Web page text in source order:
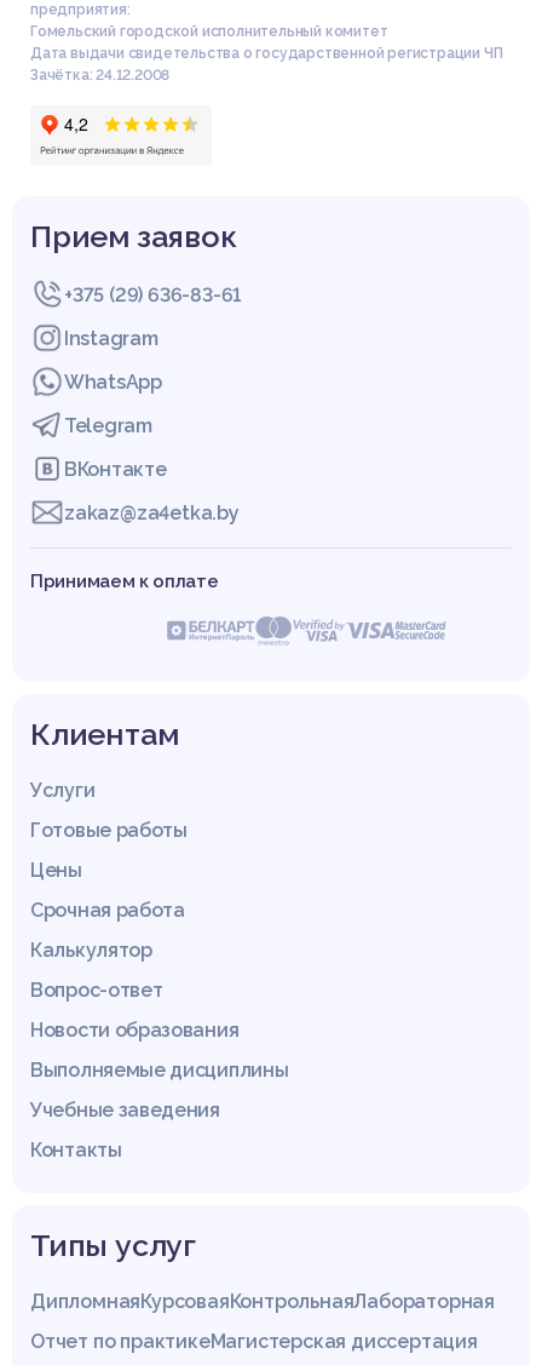
предприятия:
Гомельский городской исполнительный комитет
Дата выдачи свидетельства о государственной регистрации ЧП
Зачётка: 24.12.2008
Прием заявок
+375 (29) 636-83-61
Instagram
WhatsApp
Telegram
ВКонтакте
zakaz@za4etka.by
Принимаем к оплате
Клиентам
Услуги
Готовые работы
Цены
Срочная работа
Калькулятор
Вопрос-ответ
Новости образования
Выполняемые дисциплины
Учебные заведения
Контакты
Типы услуг
ДипломнаяКурсоваяКонтрольнаяЛабораторная
Отчет по практикеМагистерская диссертация